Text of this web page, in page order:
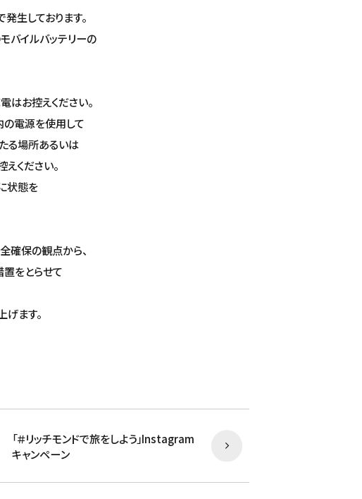
生しております。
バイルバッテリーの
はお控えください。
の電源を使用して
る場所あるいは
ください。
状態を
確保の観点から、
をとらせて
ます。
「＃リッチモンドで旅をしよう」Instagram
キャンペーン